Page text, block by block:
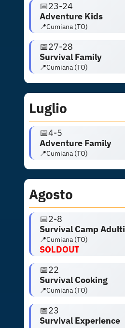
📅23-24
Adventure Kids
📍Cumiana (TO)
📅27-28
Survival Family
📍Cumiana (TO)
Luglio
📅4-5
Adventure Family
📍Cumiana (TO)
Agosto
📅2-8
Survival Camp Adulti
📍Cumiana (TO)
SOLDOUT
📅22
Survival Cooking
📍Cumiana (TO)
📅23
Survival Experience